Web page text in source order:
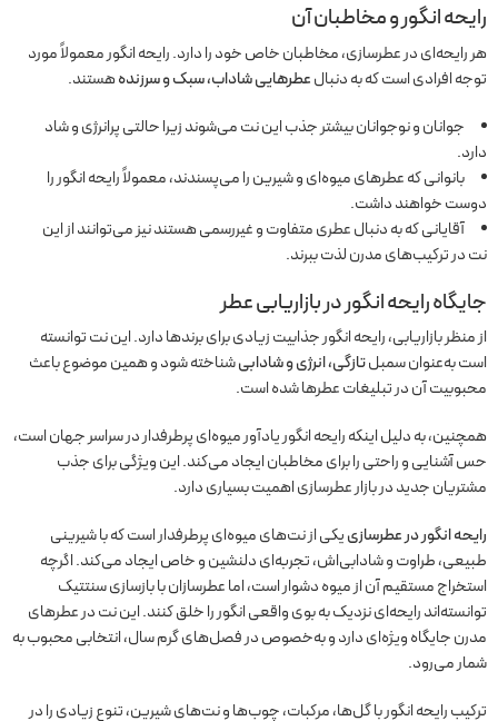
رایحه انگور و مخاطبان آن
هر رایحه‌ای در عطرسازی، مخاطبان خاص خود را دارد. رایحه انگور معمولاً مورد
توجه افرادی است که به دنبالعطرهایی شاداب، سبک و سرزندههستند.
جوانان و نوجوانان بیشتر جذب این نت می‌شوند زیرا حالتی پرانرژی و شاد
دارد.
بانوانی که عطرهای میوه‌ای و شیرین را می‌پسندند، معمولاً رایحه انگور را
دوست خواهند داشت.
آقایانی که به دنبال عطری متفاوت و غیررسمی هستند نیز می‌توانند از این
نت در ترکیب‌های مدرن لذت ببرند.
جایگاه رایحه انگور در بازاریابی عطر
از منظر بازاریابی، رایحه انگور جذابیت زیادی برای برندها دارد. این نت توانسته
است به‌عنوان سمبلتازگی، انرژی و شادابیشناخته شود و همین موضوع باعث
محبوبیت آن در تبلیغات عطرها شده است.
همچنین، به دلیل اینکه رایحه انگور یادآور میوه‌ای پرطرفدار در سراسر جهان است،
حس آشنایی و راحتی را برای مخاطبان ایجاد می‌کند. این ویژگی برای جذب
مشتریان جدید در بازار عطرسازی اهمیت بسیاری دارد.
رایحه انگور در عطرسازییکی از نت‌های میوه‌ای پرطرفدار است که با شیرینی
طبیعی، طراوت و شادابی‌اش، تجربه‌ای دلنشین و خاص ایجاد می‌کند. اگرچه
استخراج مستقیم آن از میوه دشوار است، اما عطرسازان با بازسازی سنتتیک
توانسته‌اند رایحه‌ای نزدیک به بوی واقعی انگور را خلق کنند. این نت در عطرهای
مدرن جایگاه ویژه‌ای دارد و به‌خصوص در فصل‌های گرم سال، انتخابی محبوب به
شمار می‌رود.
ترکیب رایحه انگور با گل‌ها، مرکبات، چوب‌ها و نت‌های شیرین، تنوع زیادی را در